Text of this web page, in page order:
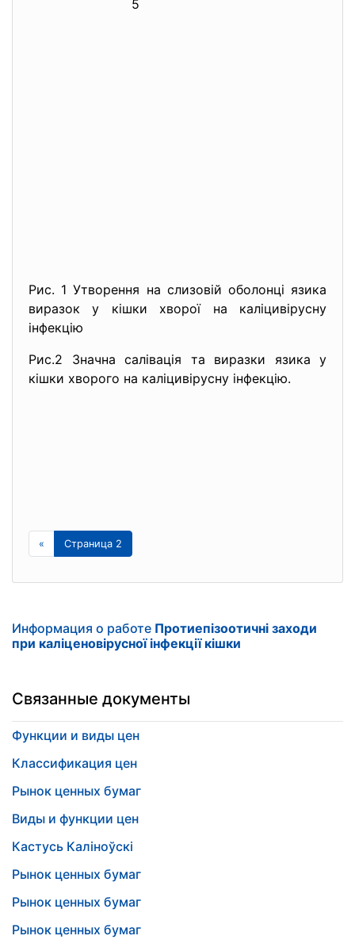
5
Рис. 1 Утворення на слизовій оболонці язика
виразок у кішки хворої на каліцивірусну
інфекцію
Рис.2 Значна салівація та виразки язика у
кішки хворого на каліцивірусну інфекцію.
« Страница 2
Информация о работе Протиепізоотичні заходи
при каліценовірусної інфекції кішки
Связанные документы
Функции и виды цен
Классификация цен
Рынок ценных бумаг
Виды и функции цен
Кастусь Каліноўскі
Рынок ценных бумаг
Рынок ценных бумаг
Рынок ценных бумаг